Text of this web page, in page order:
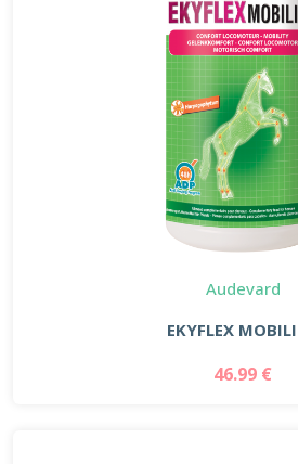
Audevard
EKYFLEX
46.99 €